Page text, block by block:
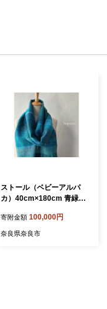
ストール（ベビーアルパ
カ）40cm×180cm 青緑系
市 なら 100-018
寄附金額 100,000円
奈良県奈良市